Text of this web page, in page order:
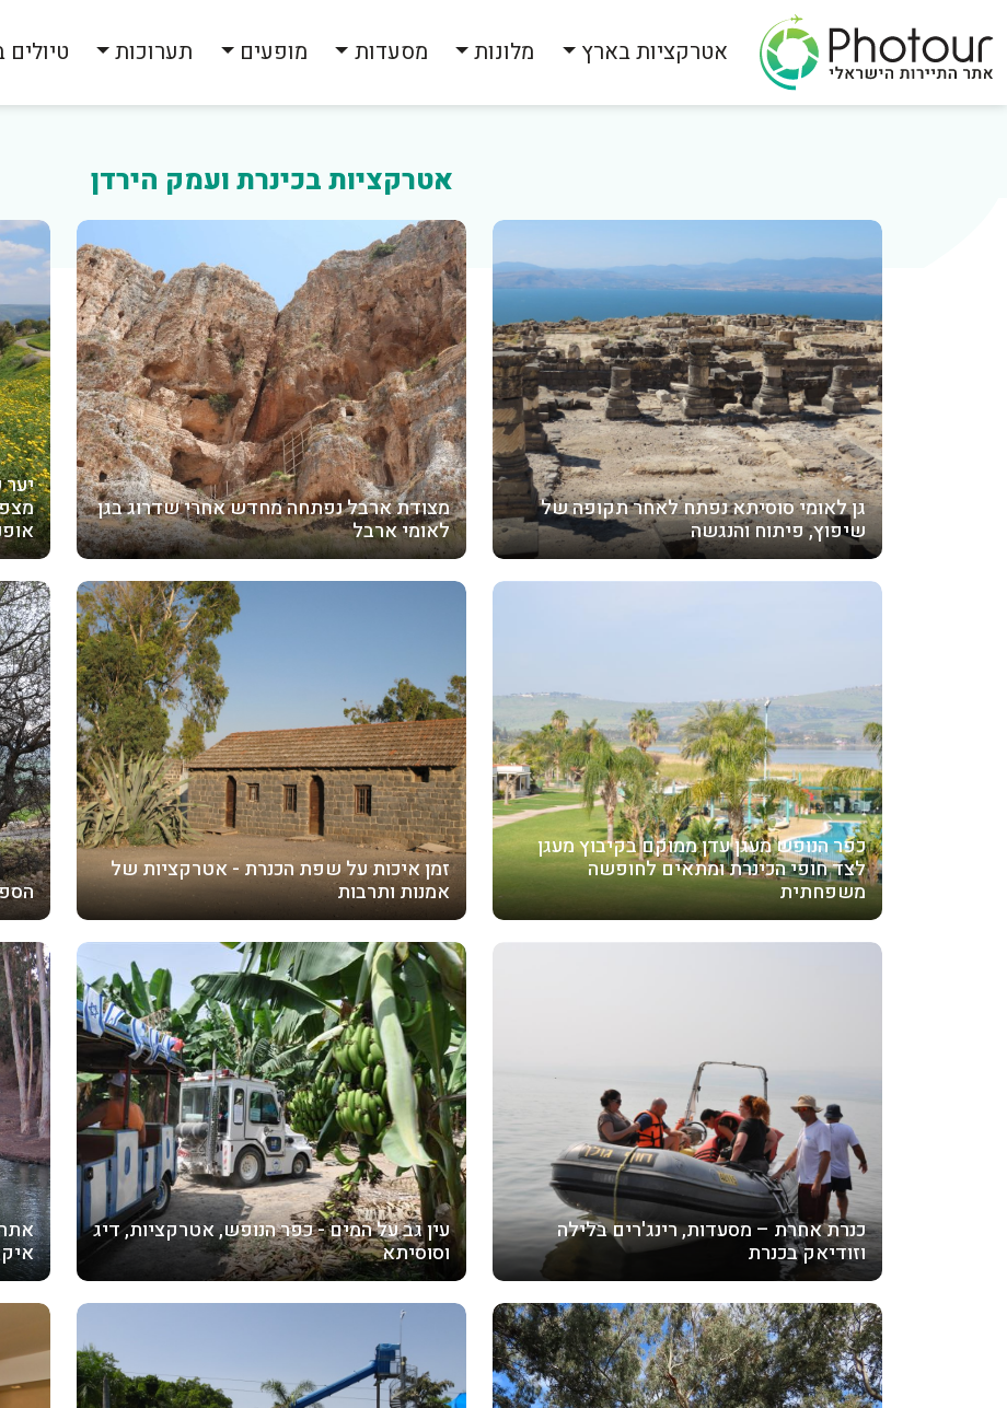
אטרקציות בארץ מלונות מסעדות מופעים תערוכות
אטרקציות בכינרת ועמק הירדן
גן לאומי סוסיתא נפתח לאחר תקופה של
שיפוץ, פיתוח והנגשה
מצודת ארבל נפתחה מחדש אחרי שדרוג בגן
לאומי ארבל
יער
כפר הנופש מעגן עדן ממוקם בקיבוץ מעגן
לצד חופי הכינרת ומתאים לחופשה
משפחתית
זמן איכות על שפת הכנרת - אטרקציות של
אמנות ותרבות
כנרת אחרת – מסעדות, רינג'רים בלילה
וזודיאק בכנרת
עין גב על המים - כפר הנופש, אטרקציות, דיג
וסוסיתא
אתר